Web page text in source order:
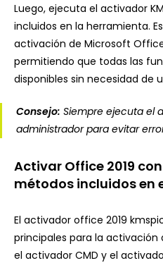
Luego, ejecuta el activador
incluidos en la herramienta.
activación de Microsoft
permitiendo que todas las
disponibles sin necesidad de
Consejo: Siempre ejecuta el
administrador para evitar
Activar Office 2019 con
métodos incluidos en
El activador office 2019
principales para la
el activador CMD y el